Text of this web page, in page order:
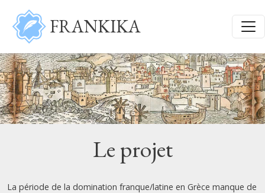
Aller au contenu principal
FRANKIKA
Le projet
La période de la domination franque/latine en Grèce manque de